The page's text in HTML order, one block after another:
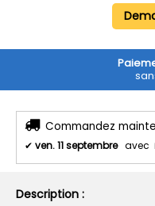
Commandez
✔ ven. 11 septembre avec
Description :